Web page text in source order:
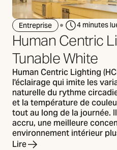
Entreprise 4 minutes
Human Centric
Tunable White
Human Centric Lighting
l'éclairage qui imite les
naturelle du rythme
et la température de
tout au long de la journée.
accru, une meilleure
environnement intérieur
Lire